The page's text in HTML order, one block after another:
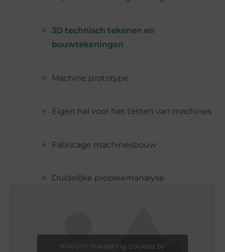
3D technisch tekenen en
bouwtekeningen
Machine prototype
Eigen hal voor het testen van machines
Fabricage machinesbouw
Duidelijke probleemanalyse
Klik om marketing cookies te